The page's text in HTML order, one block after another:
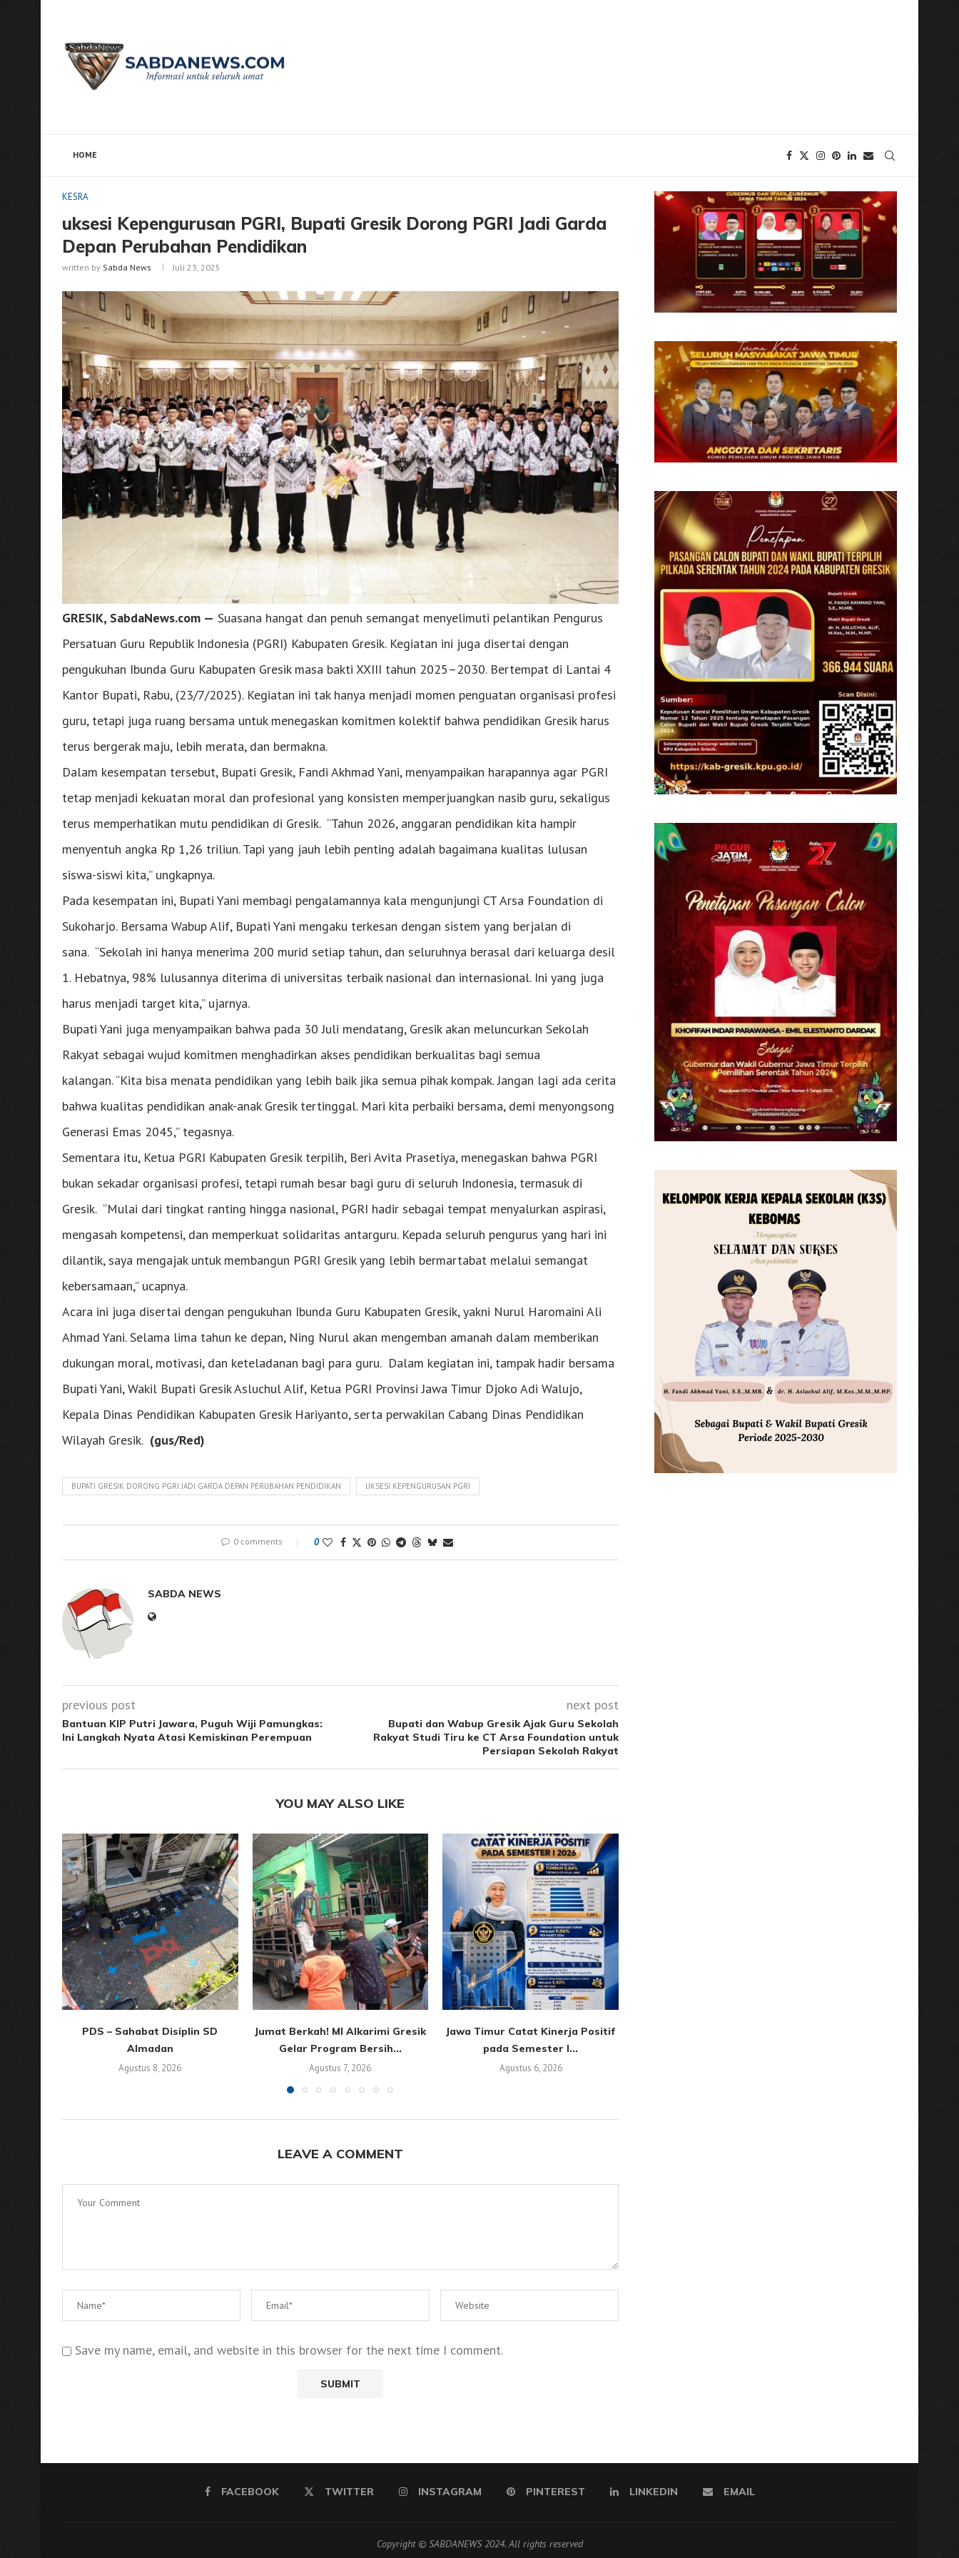
HOME
KESRA
uksesi Kepengurusan PGRI, Bupati Gresik Dorong PGRI Jadi Garda
Depan Perubahan Pendidikan
written by Sabda News Juli 23, 2025
GRESIK, SabdaNews.com — Suasana hangat dan penuh semangat menyelimuti pelantikan Pengurus
Persatuan Guru Republik Indonesia (PGRI) Kabupaten Gresik. Kegiatan ini juga disertai dengan
pengukuhan Ibunda Guru Kabupaten Gresik masa bakti XXIII tahun 2025–2030. Bertempat di Lantai 4
Kantor Bupati, Rabu, (23/7/2025). Kegiatan ini tak hanya menjadi momen penguatan organisasi profesi
guru, tetapi juga ruang bersama untuk menegaskan komitmen kolektif bahwa pendidikan Gresik harus
terus bergerak maju, lebih merata, dan bermakna.
Dalam kesempatan tersebut, Bupati Gresik, Fandi Akhmad Yani, menyampaikan harapannya agar PGRI
tetap menjadi kekuatan moral dan profesional yang konsisten memperjuangkan nasib guru, sekaligus
terus memperhatikan mutu pendidikan di Gresik. “Tahun 2026, anggaran pendidikan kita hampir
menyentuh angka Rp 1,26 triliun. Tapi yang jauh lebih penting adalah bagaimana kualitas lulusan
siswa-siswi kita,” ungkapnya.
Pada kesempatan ini, Bupati Yani membagi pengalamannya kala mengunjungi CT Arsa Foundation di
Sukoharjo. Bersama Wabup Alif, Bupati Yani mengaku terkesan dengan sistem yang berjalan di
sana. “Sekolah ini hanya menerima 200 murid setiap tahun, dan seluruhnya berasal dari keluarga desil
1. Hebatnya, 98% lulusannya diterima di universitas terbaik nasional dan internasional. Ini yang juga
harus menjadi target kita,” ujarnya.
Bupati Yani juga menyampaikan bahwa pada 30 Juli mendatang, Gresik akan meluncurkan Sekolah
Rakyat sebagai wujud komitmen menghadirkan akses pendidikan berkualitas bagi semua
kalangan. “Kita bisa menata pendidikan yang lebih baik jika semua pihak kompak. Jangan lagi ada cerita
bahwa kualitas pendidikan anak-anak Gresik tertinggal. Mari kita perbaiki bersama, demi menyongsong
Generasi Emas 2045,” tegasnya.
Sementara itu, Ketua PGRI Kabupaten Gresik terpilih, Beri Avita Prasetiya, menegaskan bahwa PGRI
bukan sekadar organisasi profesi, tetapi rumah besar bagi guru di seluruh Indonesia, termasuk di
Gresik. “Mulai dari tingkat ranting hingga nasional, PGRI hadir sebagai tempat menyalurkan aspirasi,
mengasah kompetensi, dan memperkuat solidaritas antarguru. Kepada seluruh pengurus yang hari ini
dilantik, saya mengajak untuk membangun PGRI Gresik yang lebih bermartabat melalui semangat
kebersamaan,” ucapnya.
Acara ini juga disertai dengan pengukuhan Ibunda Guru Kabupaten Gresik, yakni Nurul Haromaini Ali
Ahmad Yani. Selama lima tahun ke depan, Ning Nurul akan mengemban amanah dalam memberikan
dukungan moral, motivasi, dan keteladanan bagi para guru. Dalam kegiatan ini, tampak hadir bersama
Bupati Yani, Wakil Bupati Gresik Asluchul Alif, Ketua PGRI Provinsi Jawa Timur Djoko Adi Walujo,
Kepala Dinas Pendidikan Kabupaten Gresik Hariyanto, serta perwakilan Cabang Dinas Pendidikan
Wilayah Gresik. (gus/Red)
BUPATI GRESIK DORONG PGRI JADI GARDA DEPAN PERUBAHAN PENDIDIKAN UKSESI KEPENGURUSAN PGRI
0 comments 0
SABDA NEWS
previous post
Bantuan KIP Putri Jawara, Puguh Wiji Pamungkas:
Ini Langkah Nyata Atasi Kemiskinan Perempuan
next post
Bupati dan Wabup Gresik Ajak Guru Sekolah
Rakyat Studi Tiru ke CT Arsa Foundation untuk
Persiapan Sekolah Rakyat
YOU MAY ALSO LIKE
PDS – Sahabat Disiplin SD
Almadan
Agustus 8, 2026
Jumat Berkah! MI Alkarimi Gresik
Gelar Program Bersih...
Agustus 7, 2026
Jawa Timur Catat Kinerja Positif
pada Semester I...
Agustus 6, 2026
LEAVE A COMMENT
Save my name, email, and website in this browser for the next time I comment.
FACEBOOK TWITTER INSTAGRAM PINTEREST LINKEDIN EMAIL
Copyright © SABDANEWS 2024. All rights reserved